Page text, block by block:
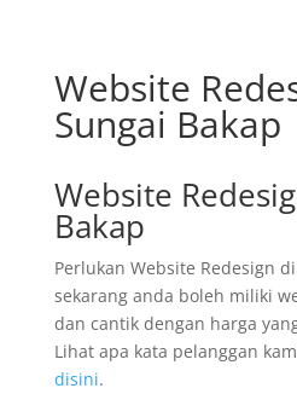
Website
Sungai Bakap
Website
Bakap
Perlukan Website Redesign
sekarang anda boleh miliki
dan cantik dengan harga
Lihat apa kata pelanggan
disini.